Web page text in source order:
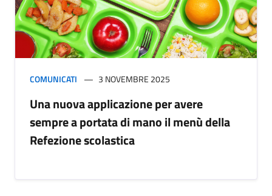
COMUNICATI 3 NOVEMBRE 2025
Una nuova applicazione per avere
sempre a portata di mano il menù della
Refezione scolastica